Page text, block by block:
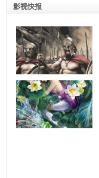
影视快报